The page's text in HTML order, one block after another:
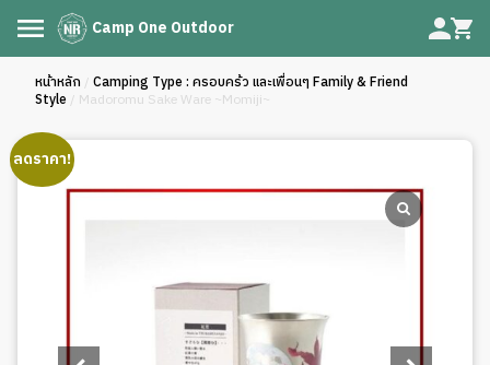
Camp One Outdoor
หน้าหลัก / Camping Type : ครอบคร้ว และเพื่อนๆ Family & Friend
Style / Madoromu Sake Ware ~Momiji~
ลดราคา!